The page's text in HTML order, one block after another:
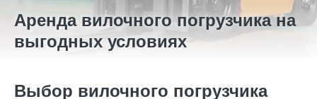
Аренда вилочного погрузчика на
выгодных условиях
Выбор вилочного погрузчика